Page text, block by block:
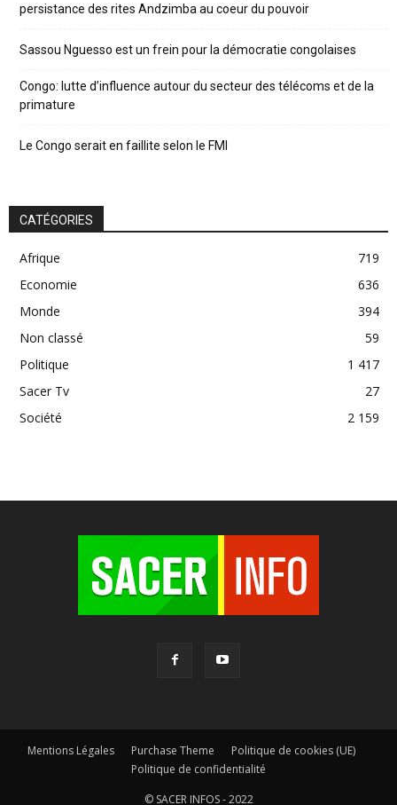
persistance des rites Andzimba au coeur du pouvoir
Sassou Nguesso est un frein pour la démocratie congolaises
Congo: lutte d’influence autour du secteur des télécoms et de la
primature
Le Congo serait en faillite selon le FMI
CATÉGORIES
Afrique
719
Economie
636
Monde
394
Non classé
59
Politique
1 417
Sacer Tv
27
Société
2 159
Mentions Légales Purchase Theme
Politique de cookies (UE)
Politique de confidentialité
© SACER INFOS - 2022